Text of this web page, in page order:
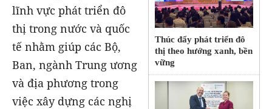
Thúc đẩy phát triển đô
thị theo hướng xanh, bền
vững
lĩnh vực phát triển đô
thị trong nước và quốc
tế nhằm giúp các Bộ,
Ban, ngành Trung ương
và địa phương trong
việc xây dựng các nghị